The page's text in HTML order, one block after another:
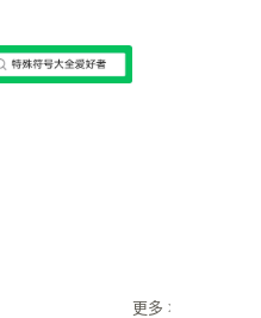
更多 >>